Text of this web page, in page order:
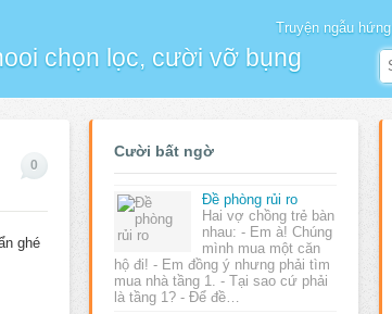
chọn lọc, cười vỡ bụng
Truyện ngẫu hứng
0
ghé
Cười bất ngờ
Đề phòng rủi ro
Hai vợ chồng trẻ bàn
nhau: - Em à! Chúng
mình mua một căn
hộ đi! - Em đồng ý nhưng phải tìm
mua nhà tầng 1. - Tại sao cứ phải
là tầng 1? - Để đề…